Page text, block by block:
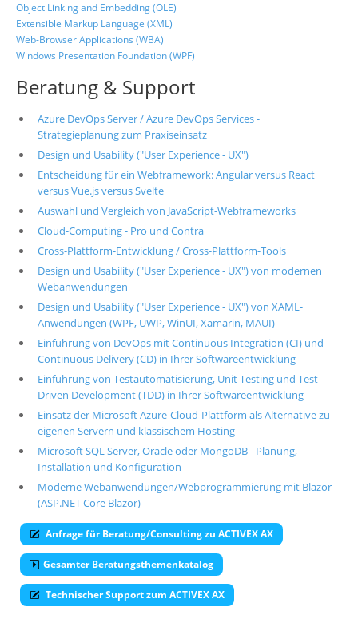
Object Linking and Embedding (OLE)
Extensible Markup Language (XML)
Web-Browser Applications (WBA)
Windows Presentation Foundation (WPF)
Beratung & Support
Azure DevOps Server / Azure DevOps Services -
Strategieplanung zum Praxiseinsatz
Design und Usability ("User Experience - UX")
Entscheidung für ein Webframework: Angular versus React
versus Vue.js versus Svelte
Auswahl und Vergleich von JavaScript-Webframeworks
Cloud-Computing - Pro und Contra
Cross-Plattform-Entwicklung / Cross-Plattform-Tools
Design und Usability ("User Experience - UX") von modernen
Webanwendungen
Design und Usability ("User Experience - UX") von XAML-
Anwendungen (WPF, UWP, WinUI, Xamarin, MAUI)
Einführung von DevOps mit Continuous Integration (CI) und
Continuous Delivery (CD) in Ihrer Softwareentwicklung
Einführung von Testautomatisierung, Unit Testing und Test
Driven Development (TDD) in Ihrer Softwareentwicklung
Einsatz der Microsoft Azure-Cloud-Plattform als Alternative zu
eigenen Servern und klassischem Hosting
Microsoft SQL Server, Oracle oder MongoDB - Planung,
Installation und Konfiguration
Moderne Webanwendungen/Webprogrammierung mit Blazor
(ASP.NET Core Blazor)
Anfrage für Beratung/Consulting zu ACTIVEX AX
Gesamter Beratungsthemenkatalog
Technischer Support zum ACTIVEX AX